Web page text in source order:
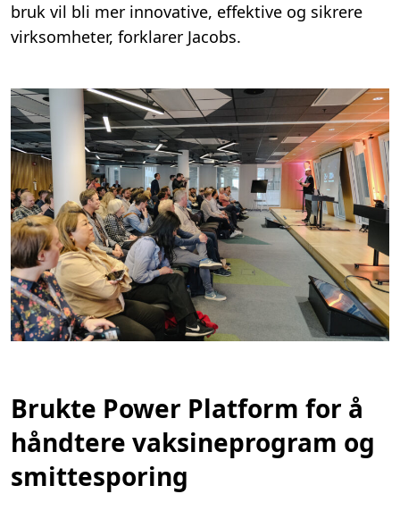
bruk vil bli mer innovative, effektive og sikrere
virksomheter, forklarer Jacobs.
Brukte Power Platform for å
håndtere vaksineprogram og
smittesporing